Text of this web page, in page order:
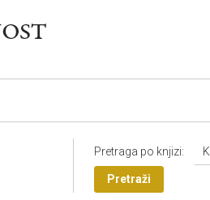
Pretraga po knjizi:
Pretraži